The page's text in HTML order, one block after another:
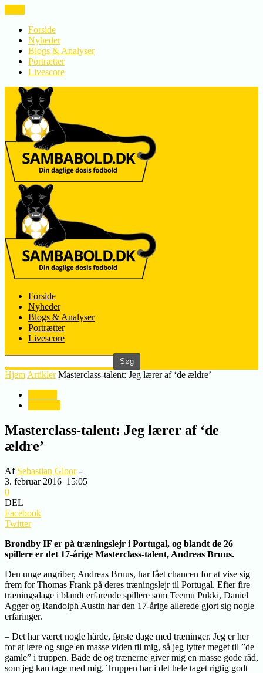
Forside
Nyheder
Blogs & Analyser
Portrætter
Livescore
Forside
Nyheder
Blogs & Analyser
Portrætter
Livescore
Hjem Artikler Masterclass-talent: Jeg lærer af ‘de ældre’
Masterclass-talent: Jeg lærer af ‘de
ældre’
Af Sebastian Gloor-
3. februar 2016 15:05
0
DEL
Facebook
Twitter
Brøndby IF er på træningslejr i Portugal, og blandt de 26
spillere er det 17-årige Masterclass-talent, Andreas Bruus.
Den unge angriber, Andreas Bruus, har fået chancen for at vise sig
frem for Thomas Frank på deres træningslejr til Portugal. Efter fire
træningsdage i blandt erfarende spillere som Teemu Pukki, Daniel
Agger og Randolph Austin har den 17-årige allerede gjort sig nogle
erfaringer.
– Det har været nogle hårde, første dage med træninger. Jeg er her
for at lære og suge en masse viden til mig, så jeg lytter meget til ”de
gamle” i truppen. Både de og trænerne giver mig en masse gode råd,
som jeg kan tage med mig. Truppen har i det hele taget rigtig godt